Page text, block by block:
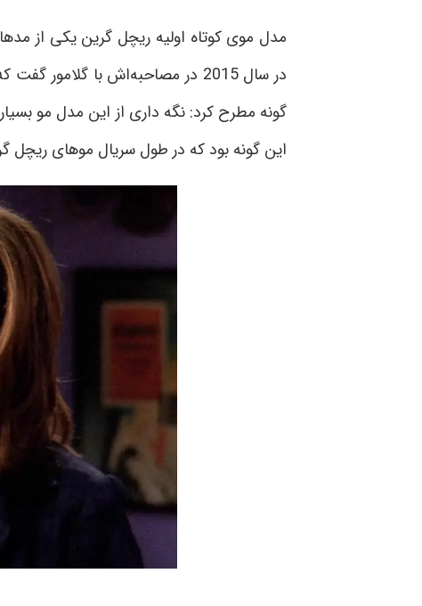
در سال 2015 در مصاحبه‌اش با
گونه مطرح کرد: نگه داری از این مدل مو
این گونه بود که در طول سریال موهای ریچل